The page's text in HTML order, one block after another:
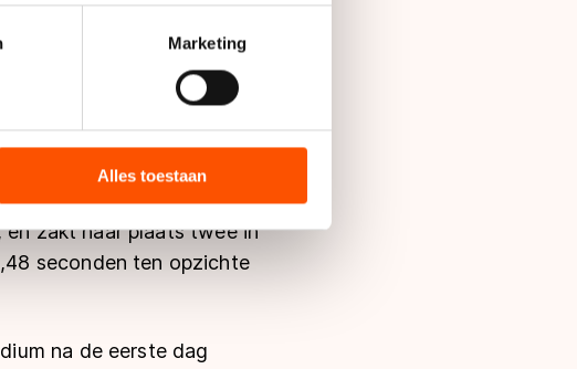
(fingerprinting)
in het
detailgedeeltein. U kunt uw
social media, advertenties en
of die zij hebben verzameld via
EU, zoals de VS, waar mogelijk geen
stemt u in met deze overdracht.
Marketing
Alles toestaan
achter op Bøkko. Die
Kramer - kennelijk zeker
zakt naar plaats twee in
seconden ten opzichte
na de eerste dag